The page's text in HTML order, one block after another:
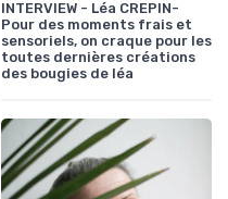
INTERVIEW - Léa CREPIN-
Pour des moments frais et
sensoriels, on craque pour les
toutes dernières créations
des bougies de léa